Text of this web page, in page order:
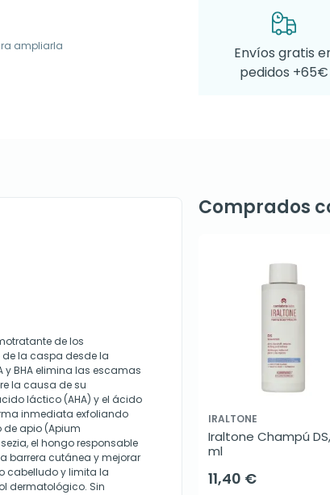
ampliarla
Envíos gratis
pedidos +65€
de los
de la caspa desde la
BHA elimina las escamas
la causa de su
láctico (AHA) y el ácido
inmediata exfoliando
apio (Apium
el hongo responsable
barrera cutánea y mejorar
cabelludo y limita la
dermatológico. Sin
Comprados
IRALTONE
Iraltone Champú
ml
11,40 €